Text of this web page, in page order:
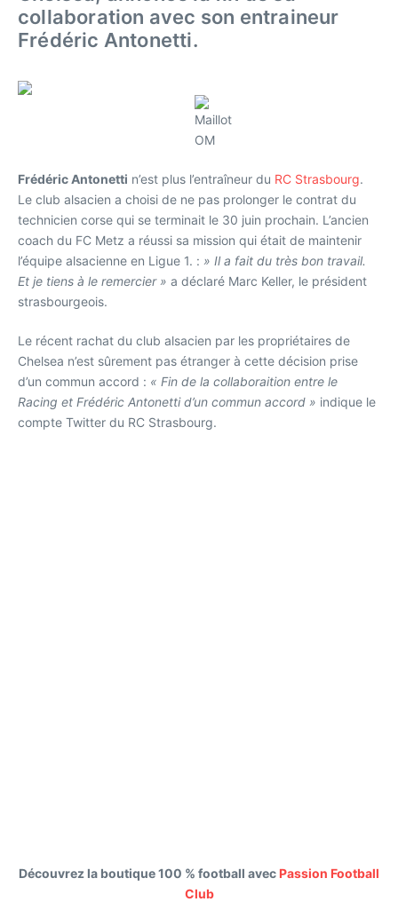
collaboration avec son entraineur
Frédéric Antonetti.
Frédéric Antonetti n’est plus l’entraîneur du RC Strasbourg.
Le club alsacien a choisi de ne pas prolonger le contrat du
technicien corse qui se terminait le 30 juin prochain. L’ancien
coach du FC Metz a réussi sa mission qui était de maintenir
l’équipe alsacienne en Ligue 1. : » Il a fait du très bon travail.
Et je tiens à le remercier » a déclaré Marc Keller, le président
strasbourgeois.
Le récent rachat du club alsacien par les propriétaires de
Chelsea n’est sûrement pas étranger à cette décision prise
d’un commun accord : « Fin de la collaboraition entre le
Racing et Frédéric Antonetti d’un commun accord » indique le
compte Twitter du RC Strasbourg.
Découvrez la boutique 100 % football avec Passion Football
Club